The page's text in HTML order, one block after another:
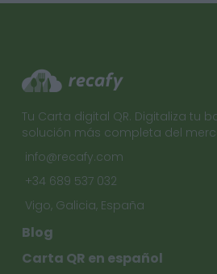
Tu Carta digital QR. Digitaliza tu
solución más completa del
info@recafy.com
+34 689 537 032
Vigo, Galicia, España
Blog
Carta QR en español